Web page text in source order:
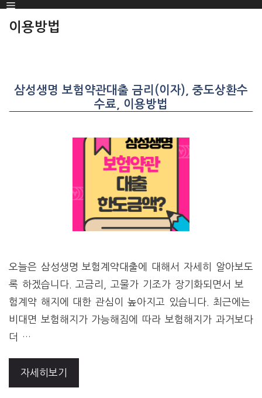
SKIP
TO
Menu
이용방법
삼성생명 보험약관대출 금리(이자), 중도상환수
수료, 이용방법
오늘은 삼성생명 보험계약대출에 대해서 자세히 알아보도
록 하겠습니다. 고금리, 고물가 기조가 장기화되면서 보
험계약 해지에 대한 관심이 높아지고 있습니다. 최근에는
비대면 보험해지가 가능해짐에 따라 보험해지가 과거보다
더 …
자세히보기